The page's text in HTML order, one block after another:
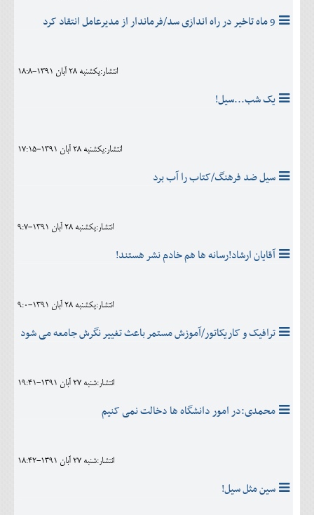
9 ماه تاخیر در راه اندازی سد/فرماندار از مدیرعامل انتقاد کرد
انتشار:يکشنبه 28 آبان 1391-18:8
یک شب...سیل!
انتشار:يکشنبه 28 آبان 1391-17:15
سیل ضد فرهنگ/کتاب را آب برد
انتشار:يکشنبه 28 آبان 1391-9:7
آقایان ارشاد!رسانه ها هم خادم نشر هستند!
انتشار:يکشنبه 28 آبان 1391-9:0
ترافیک و کاریکاتور/آموزش مستمر باعث تغییر نگرش جامعه می شود
انتشار:شنبه 27 آبان 1391-19:41
محمدی:در امور دانشگاه ها دخالت نمی کنیم
انتشار:شنبه 27 آبان 1391-18:42
سین مثل سیل!